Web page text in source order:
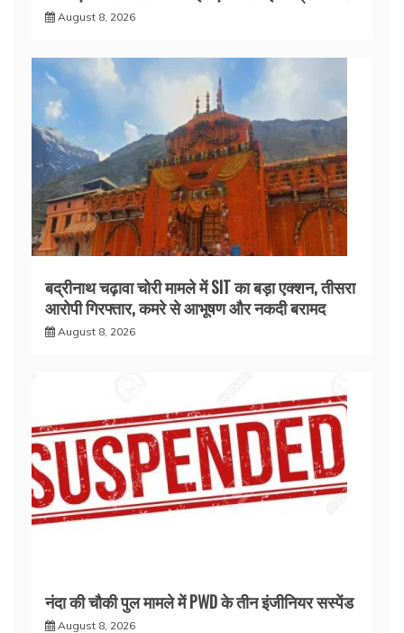
August 8, 2026
बद्रीनाथ चढ़ावा चोरी मामले में SIT का बड़ा एक्शन, तीसरा
आरोपी गिरफ्तार, कमरे से आभूषण और नकदी बरामद
August 8, 2026
नंदा की चौकी पुल मामले में PWD के तीन इंजीनियर सस्पेंड
August 8, 2026